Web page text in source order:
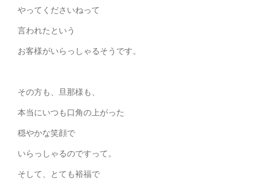
やってくださいねって
言われたという
お客様がいらっしゃるそうです。
その方も、旦那様も、
本当にいつも口角の上がった
穏やかな笑顔で
いらっしゃるのですって。
そして、とても裕福で